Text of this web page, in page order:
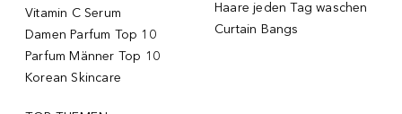
Vitamin C Serum
Damen Parfum Top 10
Parfum Männer Top 10
Korean Skincare
Haare jeden Tag waschen
Curtain Bangs